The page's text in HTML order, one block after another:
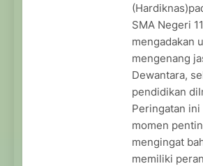
SMA Negeri
mengadakan
mengenang
Dewantara,
pendidikan
Peringatan ini
momen
mengingat
memiliki